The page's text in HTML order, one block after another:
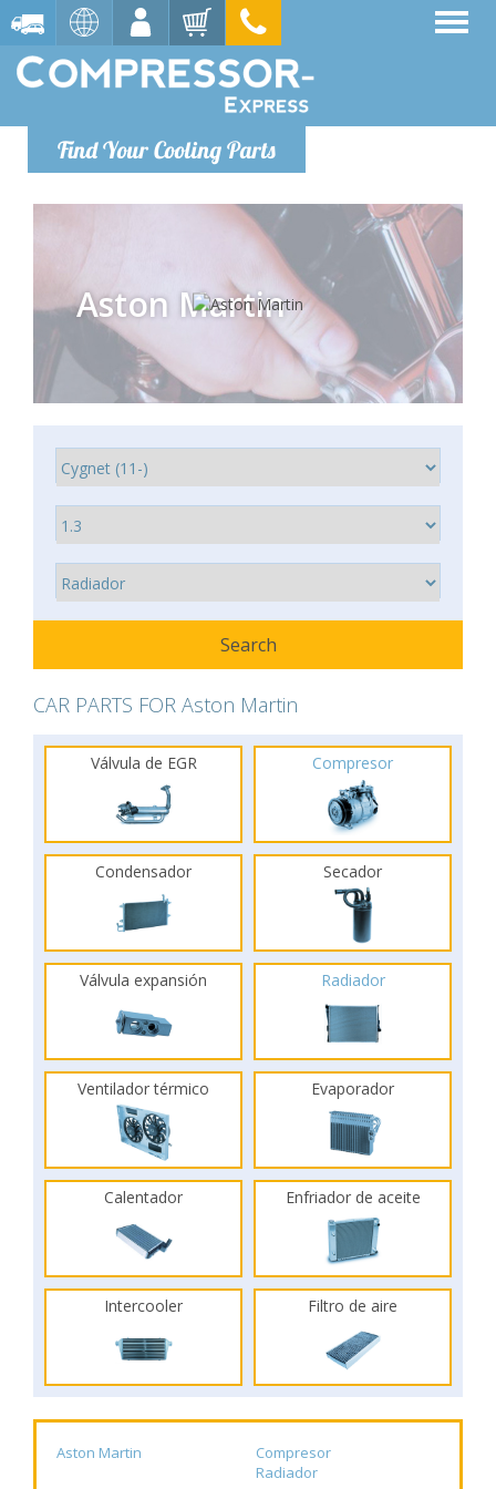
Find Your Cooling Parts
Aston Martin
CAR PARTS FOR Aston Martin
Válvula de EGR Compresor
Condensador Secador
Válvula expansión Radiador
Ventilador térmico Evaporador
Calentador Enfriador de aceite
Intercooler Filtro de aire
Aston Martin
Compresor
Radiador